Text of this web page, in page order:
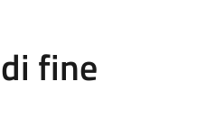
fine